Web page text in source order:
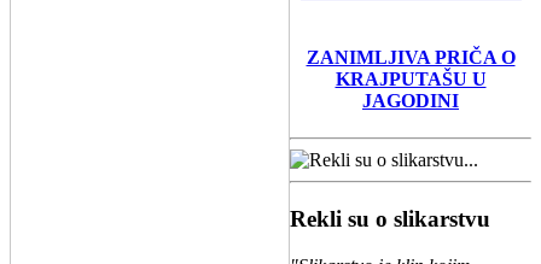
ZANIMLJIVA PRIČA O
KRAJPUTAŠU U
JAGODINI
Rekli su o slikarstvu